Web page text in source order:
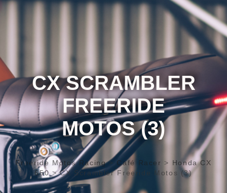
CX SCRAMBLER
FREERIDE
MOTOS (3)
Freeride Motos Racing> Café Racer > Honda CX
650>CX Scrambler Freeride Motos (3)